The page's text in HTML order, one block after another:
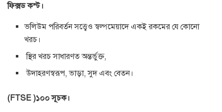
ফিক্সড কস্ট।
ভলিউম পরিবর্তন সত্ত্বেও স্বল্পমেয়াদে একই রকমের যে কোনো
খরচ।
স্থির খরচ সাধারণত অন্তর্ভুক্ত,
উদাহরণস্বরূপ, ভাড়া, সুদ এবং বেতন।
(FTSE )১০০ সূচক।